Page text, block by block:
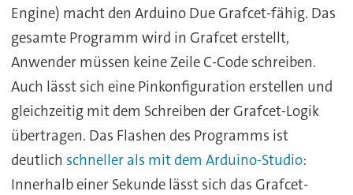
Engine) macht den Arduino Due Grafcet-fähig. Das
gesamte Programm wird in Grafcet erstellt,
Anwender müssen keine Zeile C-Code schreiben.
Auch lässt sich eine Pinkonfiguration erstellen und
gleichzeitig mit dem Schreiben der Grafcet-Logik
übertragen. Das Flashen des Programms ist
deutlich schneller als mit dem Arduino-Studio:
Innerhalb einer Sekunde lässt sich das Grafcet-